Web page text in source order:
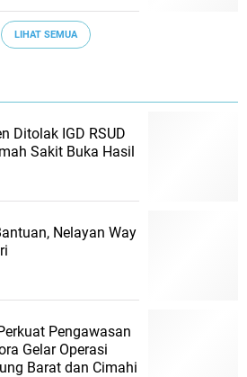
LIHAT SEMUA
Ditolak IGD RSUD
Sakit Buka Hasil
Nelayan Way
Pengawasan
Gelar Operasi
Barat dan Cimahi